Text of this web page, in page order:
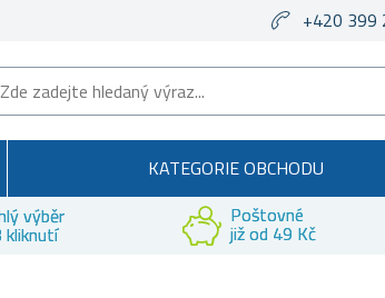
+420 399
KATEGORIE OBCHODU
výběr
kliknutí
Poštovné
již od 49 Kč